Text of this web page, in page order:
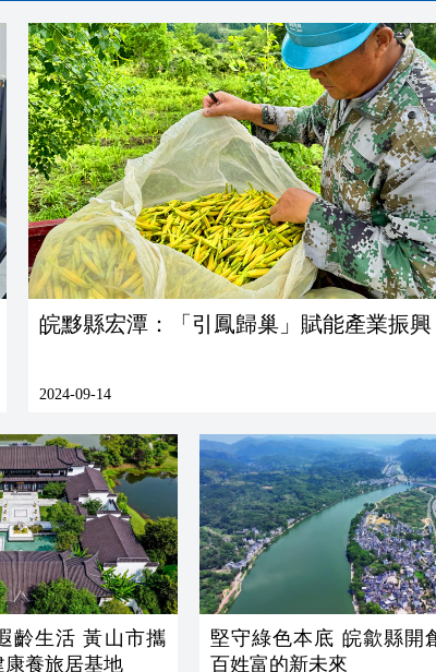
皖黟縣宏潭：「引鳳歸巢」賦能產業振興
2024-09-14
黃山市攜
養旅居基地
堅守綠色本底 皖歙縣開創生態美
百姓富的新未來